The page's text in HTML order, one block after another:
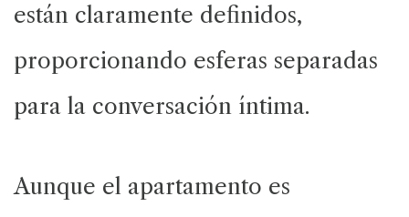
están claramente definidos,
proporcionando esferas separadas
para la conversación íntima.
Aunque el apartamento es